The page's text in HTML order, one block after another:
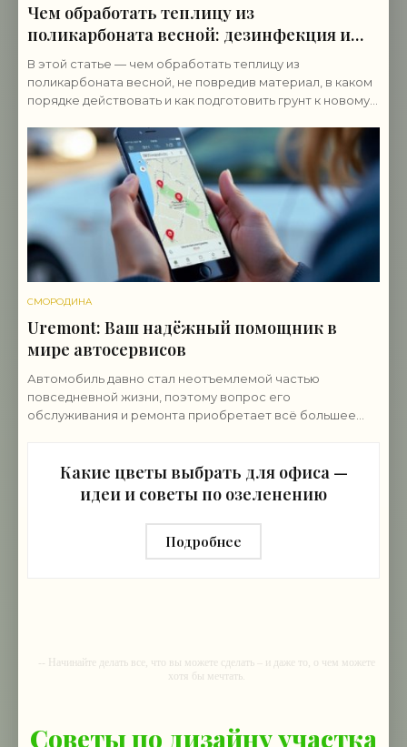
Чем обработать теплицу из
поликарбоната весной: дезинфекция и
подготовка
В этой статье — чем обработать теплицу из
поликарбоната весной, не повредив материал, в каком
порядке действовать и как подготовить грунт к новому
СМОРОДИНА
Uremont: Ваш надёжный помощник в
мире автосервисов
Автомобиль давно стал неотъемлемой частью
повседневной жизни, поэтому вопрос его
обслуживания и ремонта приобретает всё большее
Какие цветы выбрать для офиса —
идеи и советы по озеленению
Подробнее
-- Начинайте делать все, что вы можете сделать – и даже то, о чем можете
хотя бы мечтать.
мыслями.
Советы по дизайну участка